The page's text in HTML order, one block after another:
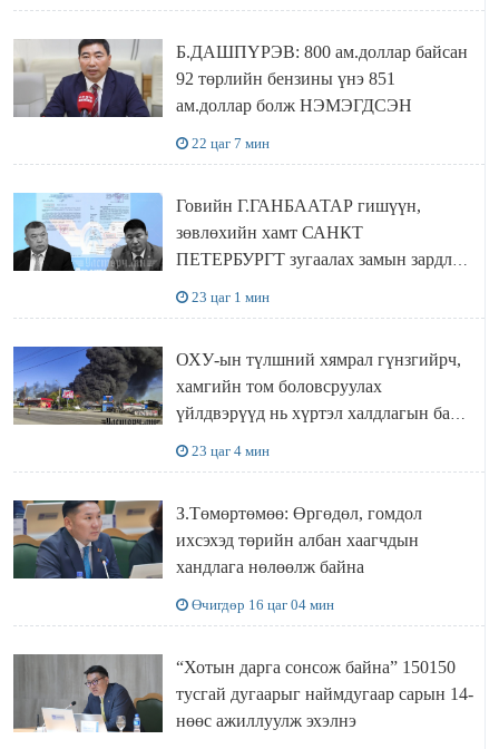
Б.ДАШПҮРЭВ: 800 ам.доллар байсан
92 төрлийн бензины үнэ 851
ам.доллар болж НЭМЭГДСЭН
22 цаг 7 мин
Говийн Г.ГАНБААТАР гишүүн,
зөвлөхийн хамт САНКТ
ПЕТЕРБУРГТ зугаалах замын зардлаа
23 цаг 1 мин
ОХУ-ын түлшний хямрал гүнзгийрч,
хамгийн том боловсруулах
үйлдвэрүүд нь хүртэл халдлагын бай
23 цаг 4 мин
З.Төмөртөмөө: Өргөдөл, гомдол
ихсэхэд төрийн албан хаагчдын
хандлага нөлөөлж байна
Өчигдөр 16 цаг 04 мин
“Хотын дарга сонсож байна” 150150
тусгай дугаарыг наймдугаар сарын 14-
нөөс ажиллуулж эхэлнэ